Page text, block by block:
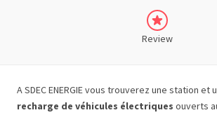
Review
A SDEC ENERGIE vous trouverez une station et
recharge de véhicules électriques ouverts